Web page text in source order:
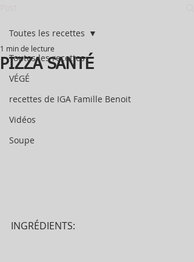
Toutes les recettes
VÉGÉ
recettes de IGA Famille Benoit
Vidéos
Soupe
Toutes les recettes
PIZZA SANTÉ
1 min de lecture
INGRÉDIENTS: